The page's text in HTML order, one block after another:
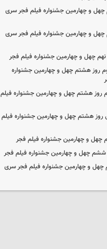
چهل و چهارمین جشنواره فیلم فجر سری
چهل و چهارمین جشنواره فیلم فجر سری
نهم چهل و چهارمین جشنواره فیلم فجر
روز هشتم چهل و چهارمین جشنواره
روز هشتم چهل و چهارمین جشنواره فیلم
روز هشتم چهل و چهارمین جشنواره فیلم
چهل و چهارمین جشنواره فیلم فجر
ششم چهل و چهارمین جشنواره فیلم فجر
چهل و چهارمین جشنواره فیلم فجر سری